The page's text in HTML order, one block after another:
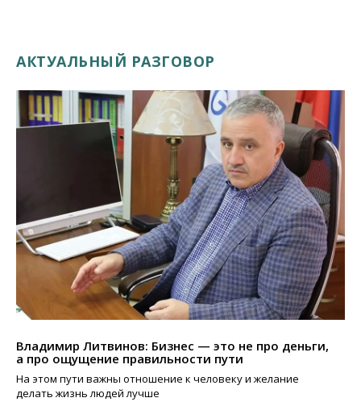
АКТУАЛЬНЫЙ РАЗГОВОР
Владимир Литвинов: Бизнес — это не про деньги,
а про ощущение правильности пути
На этом пути важны отношение к человеку и желание
делать жизнь людей лучше